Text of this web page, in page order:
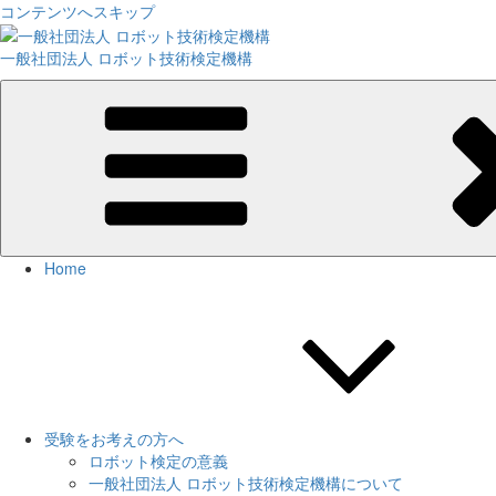
コンテンツへスキップ
一般社団法人 ロボット技術検定機構
Home
受験をお考えの方へ
ロボット検定の意義
一般社団法人 ロボット技術検定機構について